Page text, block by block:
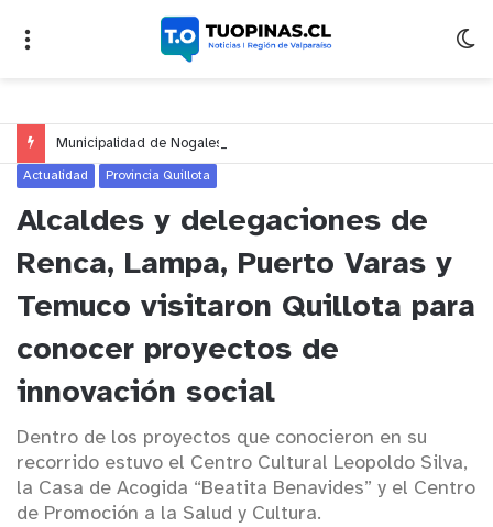
Actualidad Provincia Quillota
Alcaldes y delegaciones de
Renca, Lampa, Puerto Varas y
Temuco visitaron Quillota para
conocer proyectos de
innovación social
Dentro de los proyectos que conocieron en su
recorrido estuvo el Centro Cultural Leopoldo Silva,
la Casa de Acogida “Beatita Benavides” y el Centro
de Promoción a la Salud y Cultura.